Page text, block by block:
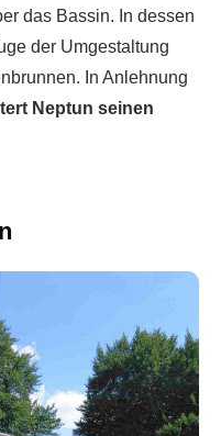
das Bassin. In dessen
der Umgestaltung
In Anlehnung
Neptun seinen